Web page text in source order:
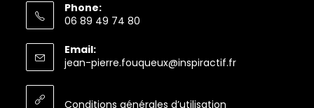
Phone:
06 89 49 74 80
dans
votre
Email:
jean-pierre.fouqueux@inspiractif.frS’ouvre
Conditions générales d’utilisation